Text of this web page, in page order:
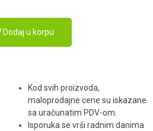
Dodaj u korpu
Kod svih proizvoda,
maloprodajne cene su iskazane
sa uračunatim PDV-om.
Isporuka se vrši radnim danima